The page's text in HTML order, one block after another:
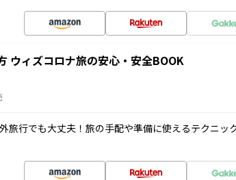
ウィズコロナ旅の安心・安全BOOK
旅行でも大丈夫！旅の手配や準備に使えるテクニッ